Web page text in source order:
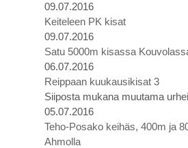
09.07.2016
Keiteleen PK kisat
09.07.2016
Satu 5000m kisassa
06.07.2016
Reippaan kuukausikisat 3
Siiposta mukana muutama
05.07.2016
Teho-Posako keihäs, 400m ja
Ahmolla